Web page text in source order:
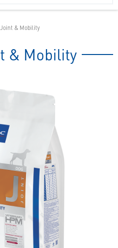
& Mobility
& Mobility